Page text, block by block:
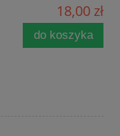
18,00 zł
do koszyka